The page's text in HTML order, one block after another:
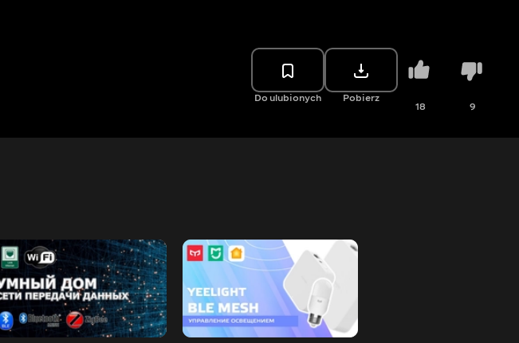
Do ulubionych Pobierz
18 9